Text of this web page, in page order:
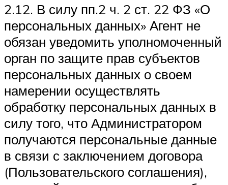
2.12. В силу пп.2 ч. 2 ст. 22 ФЗ «О
персональных данных» Агент не
обязан уведомить уполномоченный
орган по защите прав субъектов
персональных данных о своем
намерении осуществлять
обработку персональных данных в
силу того, что Администратором
получаются персональные данные
в связи с заключением договора
(Пользовательского соглашения),